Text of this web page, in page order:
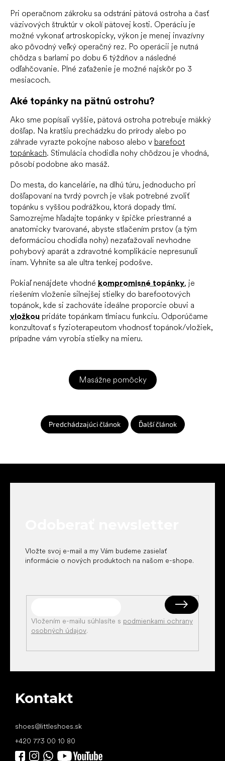
Pri operačnom zákroku sa odstráni pätová ostroha a časť
väzivových štruktúr v okolí pätovej kosti. Operáciu je
možné vykonať artroskopicky, výkon je menej invazívny
ako pôvodný veľký operačný rez. Po operácii je nutná
chôdza s barlami po dobu 6 týždňov a následné
odľahčovanie. Plné zaťaženie je možné najskôr po 3
mesiacoch.
Aké topánky na pätnú ostrohu?
Ako sme popísali vyššie, pätová ostroha potrebuje mäkký
došľap. Na kratšiu prechádzku do prírody alebo po
záhrade vyrazte pokojne naboso alebo v barefoot
topánkach. Stimulácia chodidla nohy chôdzou je vhodná,
pôsobí podobne ako masáž.
Do mesta, do kancelárie, na dlhú túru, jednoducho pri
došľapovaní na tvrdý povrch je však potrebné zvoliť
topánku s vyššou podrážkou, ktorá dopady tlmí.
Samozrejme hľadajte topánky v špičke priestranné a
anatomicky tvarované, abyste stlačením prstov (a tým
deformáciou chodidla nohy) nezaťažovali nevhodne
pohybový aparát a zdravotné komplikácie nepresunuli
inam. Vyhnite sa ale ultra tenkej podošve.
Pokiaľ nenájdete vhodné kompromisné topánky, je
riešením vloženie silnejšej stielky do barefootových
topánok, kde si zachováte ideálne proporcie obuvi a
vložkou pridáte topánkam tlmiacu funkciu. Odporúčame
konzultovať s fyzioterapeutom vhodnosť topánok/vložiek,
prípadne vám vyrobia stielky na mieru.
Masážne pomôcky
Predchádzajúci článok Ďalší článok
Vložte svoj e-mail a my Vám budeme zasielať
informácie o nových produktoch na našom e-shope.
Vložením e-mailu súhlasíte s podmienkami ochrany
osobných údajov.
Kontakt
shoes@littleshoes.sk
+420 773 00 10 80